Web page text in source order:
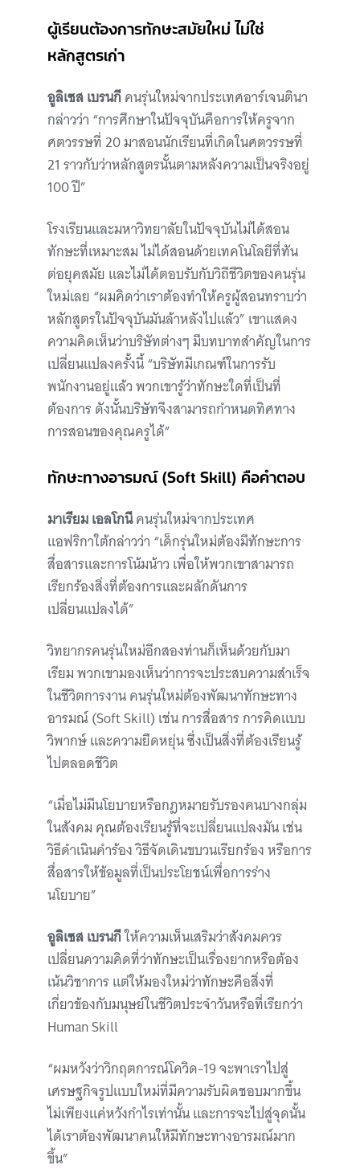
ผู้เรียนต้องการทักษะสมัยใหม่ ไม่ใช่
หลักสูตรเก่า
อูลิเซส เบรนกีคนรุ่นใหม่จากประเทศอาร์เจนตินา
กล่าวว่า “การศึกษาในปัจจุบันคือการให้ครูจาก
ศตวรรษที่ 20 มาสอนนักเรียนที่เกิดในศตวรรษที่
21 ราวกับว่าหลักสูตรนั้นตามหลังความเป็นจริงอยู่
100 ปี”
โรงเรียนและมหาวิทยาลัยในปัจจุบันไม่ได้สอน
ทักษะที่เหมาะสม ไม่ได้สอนด้วยเทคโนโลยีที่ทัน
ต่อยุคสมัย และไม่ได้ตอบรับกับวิถีชีวิตของคนรุ่น
ใหม่เลย “ผมคิดว่าเราต้องทำให้ครูผู้สอนทราบว่า
หลักสูตรในปัจจุบันมันล้าหลังไปแล้ว” เขาแสดง
ความคิดเห็นว่าบริษัทต่างๆ มีบทบาทสำคัญในการ
เปลี่ยนแปลงครั้งนี้ “บริษัทมีเกณฑ์ในการรับ
พนักงานอยู่แล้ว พวกเขารู้ว่าทักษะใดที่เป็นที่
ต้องการ ดังนั้นบริษัทจึงสามารถกำหนดทิศทาง
การสอนของคุณครูได้”
ทักษะทางอารมณ์ (Soft Skill) คือคำตอบ
มาเรียม เอลโกนีคนรุ่นใหม่จากประเทศ
แอฟริกาใต้กล่าวว่า “เด็กรุ่นใหม่ต้องมีทักษะการ
สื่อสารและการโน้มน้าว เพื่อให้พวกเขาสามารถ
เรียกร้องสิ่งที่ต้องการและผลักดันการ
เปลี่ยนแปลงได้”
วิทยากรคนรุ่นใหม่อีกสองท่านก็เห็นด้วยกับมา
เรียม พวกเขามองเห็นว่าการจะประสบความสำเร็จ
ในชีวิตการงาน คนรุ่นใหม่ต้องพัฒนาทักษะทาง
อารมณ์ (Soft Skill) เช่น การสื่อสาร การคิดแบบ
วิพากษ์ และความยืดหยุ่น ซึ่งเป็นสิ่งที่ต้องเรียนรู้
ไปตลอดชีวิต
“เมื่อไม่มีนโยบายหรือกฎหมายรับรองคนบางกลุ่ม
ในสังคม คุณต้องเรียนรู้ที่จะเปลี่ยนแปลงมัน เช่น
วิธีดำเนินคำร้อง วิธีจัดเดินขบวนเรียกร้อง หรือการ
สื่อสารให้ข้อมูลที่เป็นประโยชน์เพื่อการร่าง
นโยบาย”
อูลิเซส เบรนกีให้ความเห็นเสริมว่าสังคมควร
เปลี่ยนความคิดที่ว่าทักษะเป็นเรื่องยากหรือต้อง
เน้นวิชาการ แต่ให้มองใหม่ว่าทักษะคือสิ่งที่
เกี่ยวข้องกับมนุษย์ในชีวิตประจำวันหรือที่เรียกว่า
Human Skill
“ผมหวังว่าวิกฤตการณ์โควิด-19 จะพาเราไปสู่
เศรษฐกิจรูปแบบใหม่ที่มีความรับผิดชอบมากขึ้น
ไม่เพียงแค่หวังกำไรเท่านั้น และการจะไปสู่จุดนั้น
ได้เราต้องพัฒนาคนให้มีทักษะทางอารมณ์มาก
ขึ้น”